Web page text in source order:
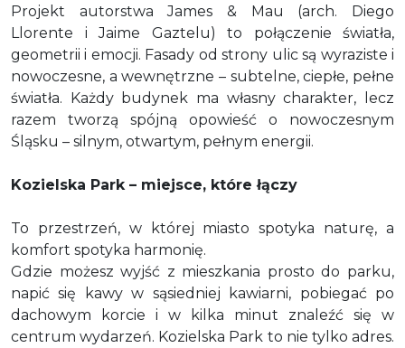
Projekt autorstwa James & Mau (arch. Diego
Llorente i Jaime Gaztelu) to połączenie światła,
geometrii i emocji. Fasady od strony ulic są wyraziste i
nowoczesne, a wewnętrzne – subtelne, ciepłe, pełne
światła. Każdy budynek ma własny charakter, lecz
razem tworzą spójną opowieść o nowoczesnym
Śląsku – silnym, otwartym, pełnym energii.
Kozielska Park – miejsce, które łączy
To przestrzeń, w której miasto spotyka naturę, a
komfort spotyka harmonię.
Gdzie możesz wyjść z mieszkania prosto do parku,
napić się kawy w sąsiedniej kawiarni, pobiegać po
dachowym korcie i w kilka minut znaleźć się w
centrum wydarzeń. Kozielska Park to nie tylko adres.